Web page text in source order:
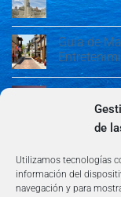
de
Utilizamos tecnologías
información del
navegación y para
Guía de
Guía de